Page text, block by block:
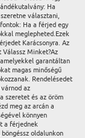
Ha
választani,
Ha a férjed egy
meglepheted.Ezek
Karácsonyra. Az
Minket?Az
garantáltan
magas minőségű
Rendelésedet
az
szeretet és az öröm
meg az arcán a
könnyen
a férjednek
oldalunkon